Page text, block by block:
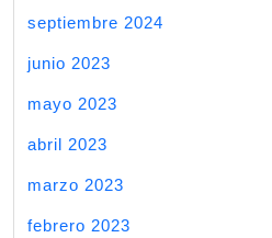
septiembre 2024
junio 2023
mayo 2023
abril 2023
marzo 2023
febrero 2023